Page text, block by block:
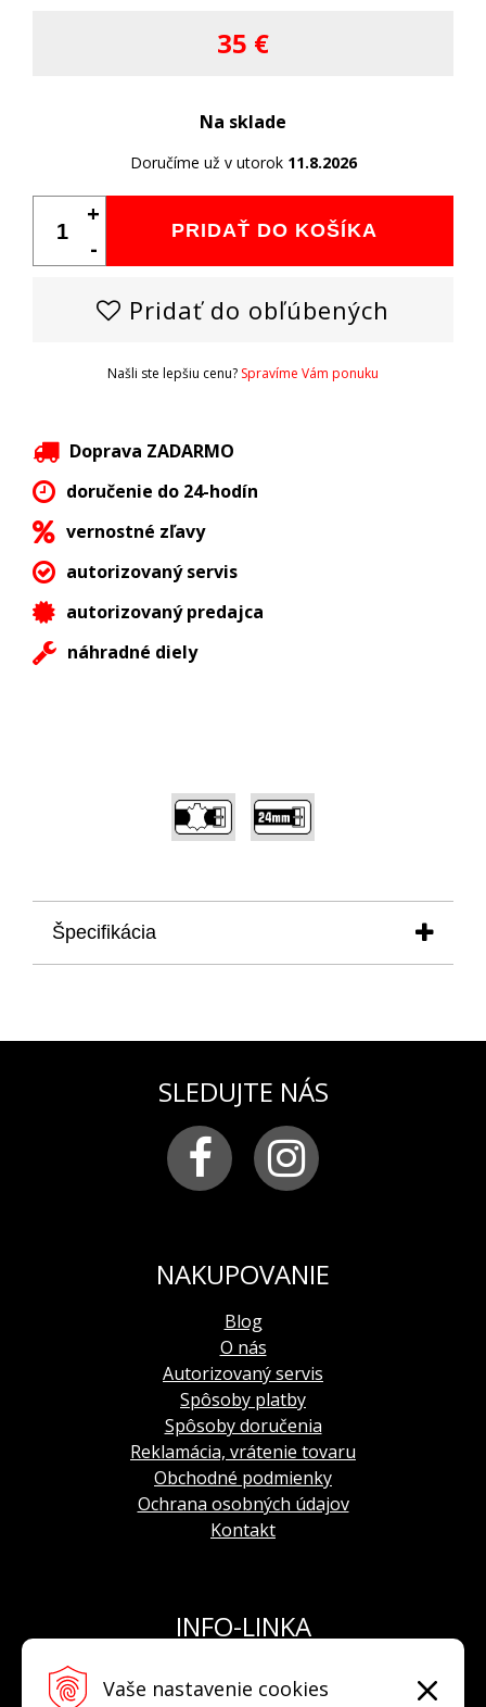
Vaše nastavenie cookies
35 €
Na sklade
Doručíme už v utorok 11.8.2026
PRIDAŤ DO KOŠÍKA
+
-
Pridať do obľúbených
Našli ste lepšiu cenu? Spravíme Vám ponuku
Doprava ZADARMO
doručenie do 24-hodín
vernostné zľavy
autorizovaný servis
autorizovaný predajca
náhradné diely
Špecifikácia
farba:čierna
s logom VOSTOK-EUROPE
24 mm
remienok je vhodný pre modelovú radu
ANCHAR, predovšetkým pre model NH35A-
5109247, vhodný aj pre model NH35A-5109246
čiernou niťou. Kožený remienok nie je vhodný na
stvrdne a časom začne praskať.
SLEDUJTE NÁS
NAKUPOVANIE
Blog
O nás
Autorizovaný servis
Spôsoby platby
Spôsoby doručenia
Reklamácia, vrátenie tovaru
Obchodné podmienky
Ochrana osobných údajov
Kontakt
INFO-LINKA
E-mail:info@hodinkyvostok.sk